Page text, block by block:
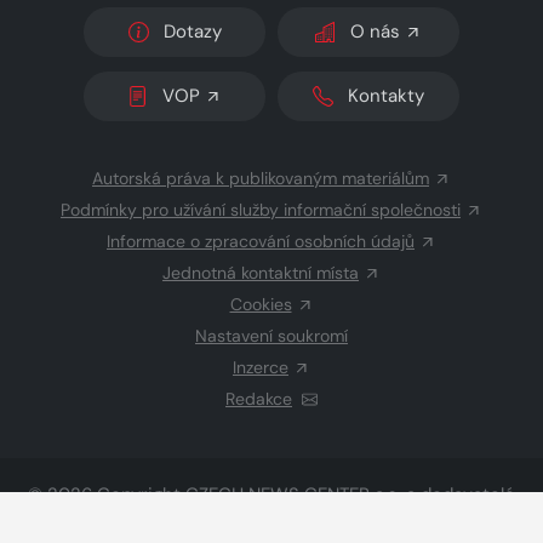
Dotazy O nás
VOP Kontakty
Autorská práva k publikovaným materiálům
Podmínky pro užívání služby informační společnosti
Informace o zpracování osobních údajů
Jednotná kontaktní místa
Cookies
Nastavení soukromí
Inzerce
Redakce
© 2026 CopyrightCZECH NEWS CENTER a.s.a dodavatelé